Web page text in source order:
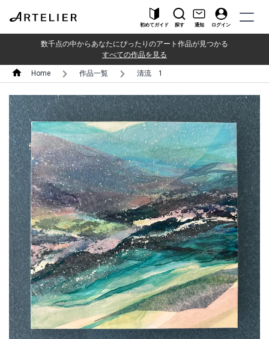
初めてガイド 探す 通知 ログイン
数千点の中からあなたにぴったりのアート作品が見つかる
すべての作品を見る
Home 作品一覧 清流 1